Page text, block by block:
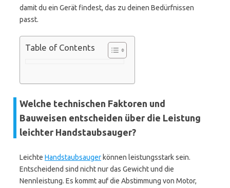
damit du ein Gerät findest, das zu deinen Bedürfnissen
passt.
Table of Contents
Welche technischen Faktoren und
Bauweisen entscheiden über die Leistung
leichter Handstaubsauger?
Leichte Handstaubsauger können leistungsstark sein.
Entscheidend sind nicht nur das Gewicht und die
Nennleistung. Es kommt auf die Abstimmung von Motor,